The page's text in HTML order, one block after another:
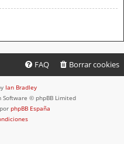
Borrar cookies
FAQ
Ian Bradley
Software © phpBB Limited
phpBB España